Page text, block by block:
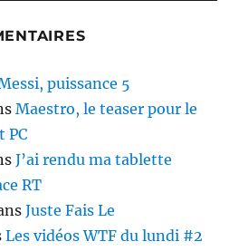
puissance 5
Maestro, le teaser pour le
PC
J’ai rendu ma tablette
RT
Juste Fais Le
Les vidéos WTF du lundi #2